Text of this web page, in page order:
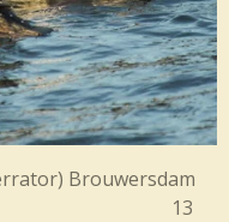
Brouwersdam
2014. / 13